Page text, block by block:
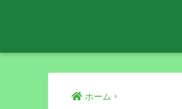
ホーム